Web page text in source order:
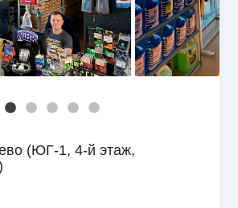
(ЮГ-1, 4-й этаж,